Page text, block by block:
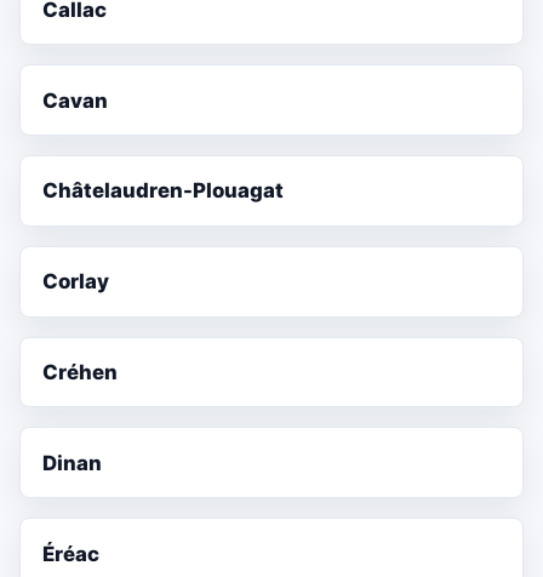
Callac
Cavan
Châtelaudren-Plouagat
Corlay
Créhen
Dinan
Éréac